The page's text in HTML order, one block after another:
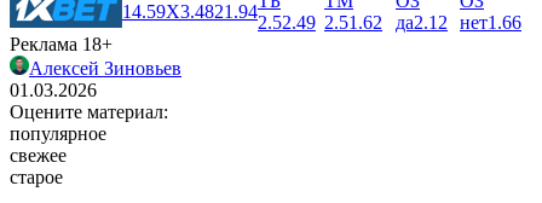
14.59X3.4821.94
2.52.49 2.51.62
да2.12
нет1.66
Реклама 18+
Алексей Зиновьев
01.03.2026
Оцените материал:
популярное
свежее
старое